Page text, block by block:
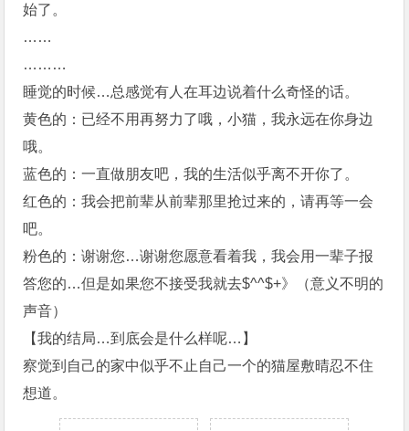
始了。
……
………
睡觉的时候…总感觉有人在耳边说着什么奇怪的话。
黄色的：已经不用再努力了哦，小猫，我永远在你身边
哦。
蓝色的：一直做朋友吧，我的生活似乎离不开你了。
红色的：我会把前辈从前辈那里抢过来的，请再等一会
吧。
粉色的：谢谢您…谢谢您愿意看着我，我会用一辈子报
答您的…但是如果您不接受我就去$^^$+》（意义不明的
声音）
【我的结局…到底会是什么样呢…】
察觉到自己的家中似乎不止自己一个的猫屋敷晴忍不住
想道。